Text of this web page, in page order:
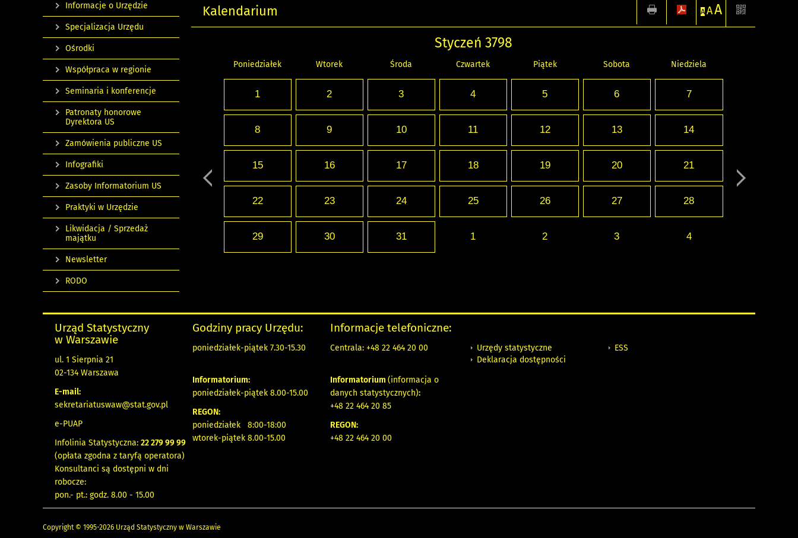
Kalendarium A AA
Styczeń 3798
Poniedziałek Wtorek Środa Czwartek Piątek Sobota Niedziela
1 2 3 4 5 6 7
8 9 10 11 12 13 14
15 16 17 18 19 20 21
22 23 24 25 26 27 28
29 30 31 1 2 3 4
Informacje o Urzędzie
Specjalizacja Urzędu
Ośrodki
Współpraca w regionie
Seminaria i konferencje
Patronaty honorowe
Dyrektora US
Zamówienia publiczne US
Infografiki
Zasoby Informatorium US
Praktyki w Urzędzie
Likwidacja / Sprzedaż
majątku
Newsletter
RODO
Urząd Statystyczny
w Warszawie
ul. 1 Sierpnia 21
02-134 Warszawa
E-mail:
sekretariatuswaw@stat.gov.pl
e-PUAP
Infolinia Statystyczna: 22 279 99 99
(opłata zgodna z taryfą operatora)
Konsultanci są dostępni w dni
robocze:
pon.- pt.: godz. 8.00 - 15.00
Godziny pracy Urzędu:
poniedziałek-piątek 7.30-15.30
Informatorium:
poniedziałek-piątek 8.00-15.00
REGON:
poniedziałek 8:00-18:00
wtorek-piątek 8.00-15.00
Informacje telefoniczne:
Centrala: +48 22 464 20 00
Informatorium (informacja o
danych statystycznych):
+48 22 464 20 85
REGON:
+48 22 464 20 00
Urzędy statystyczne
Deklaracja dostępności
ESS
Copyright © 1995-2026 Urząd Statystyczny w Warszawie